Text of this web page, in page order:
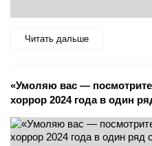
Читать дальше
«Умоляю вас — посмотрите
хоррор 2024 года в один